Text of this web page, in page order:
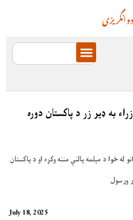
انگریزی
به ډیر زر د پاکستان دوره
خوا د مېلمه پالنې مننه وکړه او د پاکستان
ورسول
July 18, 2025